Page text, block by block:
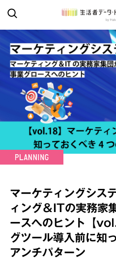
マーケティングシス
ィング＆ITの実務家
ースへのヒント【
グツール導入前に知
アンチパターン